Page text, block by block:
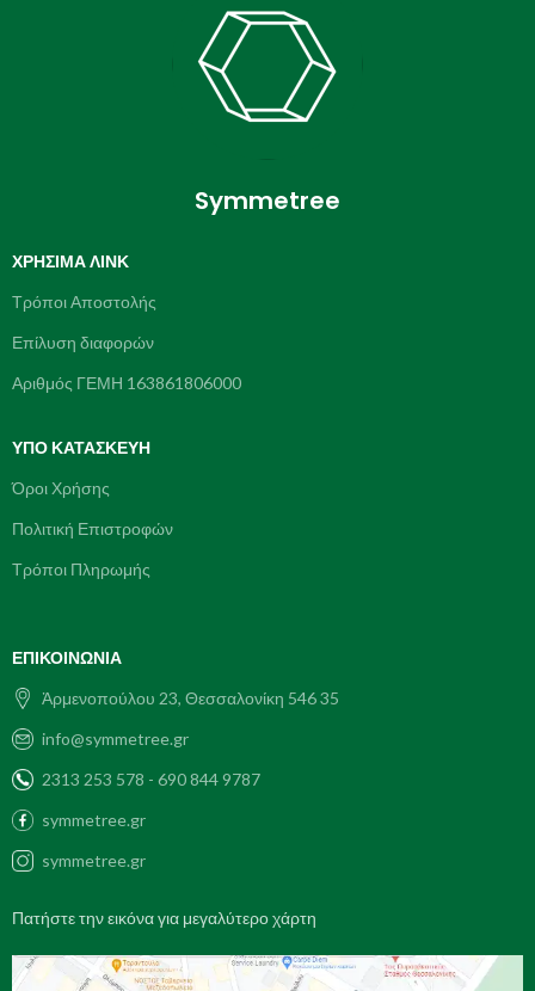
Symmetree
ΧΡΉΣΙΜΑ ΛΙΝΚ
Τρόποι Αποστολής
Επίλυση διαφορών
Αριθμός ΓΕΜΗ 163861806000
ΥΠΌ ΚΑΤΑΣΚΕΥΗ
Όροι Χρήσης
Πολιτική Επιστροφών
Τρόποι Πληρωμής
ΕΠΙΚΟΙΝΩΝΊΑ
Ἀρμενοπούλου 23, Θεσσαλονίκη 546 35
info@symmetree.gr
2313 253 578 - 690 844 9787
symmetree.gr
symmetree.gr
Πατήστε την εικόνα για μεγαλύτερο χάρτη